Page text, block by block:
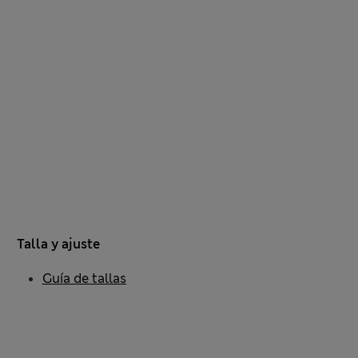
Talla y ajuste
Guía de tallas